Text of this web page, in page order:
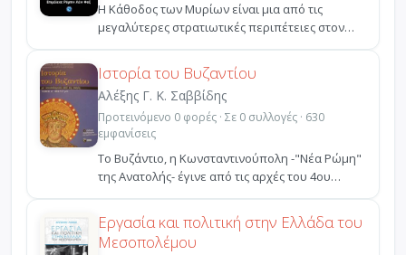
Η Κάθοδος των Μυρίων είναι μια από τις
μεγαλύτερες στρατιωτικές περιπέτειες στον
αρχαίο κόσμο. Ο ατρ...
Ιστορία του Βυζαντίου
Αλέξης Γ. Κ. Σαββίδης
Προτεινόμενο 0 φορές · Σε 0 συλλογές · 630
εμφανίσεις
Το Βυζάντιο, η Κωνσταντινούπολη -"Νέα Ρώμη"
της Ανατολής- έγινε από τις αρχές του 4ου
αιώνα μ.Χ. η π...
Εργασία και πολιτική στην Ελλάδα του
Μεσοπολέμου